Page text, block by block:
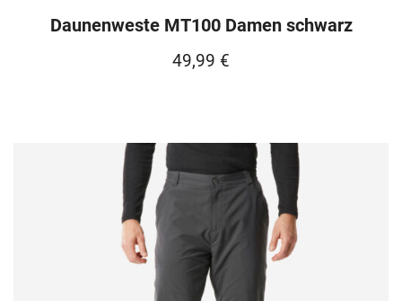
Daunenweste MT100 Damen schwarz
49,99 €